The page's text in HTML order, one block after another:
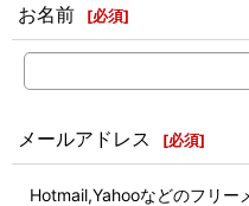
お名前 [必須]
メールアドレス [必須]
Hotmail,Yahooなどのフリー